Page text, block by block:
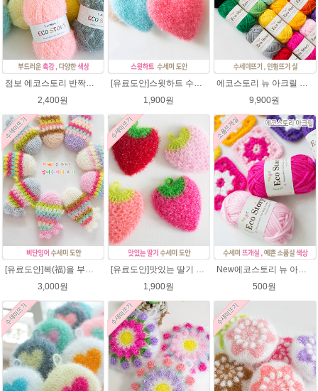
점보 에코스토리 반짝이 80g 대용량 수세미뜨기 뜨개실 친환경소품 뜨개질실//웰빙수세미실/반짝이수세미실/반짝이뜨개실/ 수세미실/대용량수세미/빤짝이실
2,400원
[유료도안]스윗하트 수세미뜨기 도안(수세미실은 옵션에서 추가구매 가능)예쁜수세미뜨기/빤짝이 수세미실/웰빙수세미실/고급수세미실/하트뜨기 반짝이수세미 하트수세미
1,900원
에코스토리 뉴 아크릴 21색상(전색상) 1세트 / 수세미실 인형제작 뜨개실 친환경소품 뜨개질실 아크릴수세미실
9,900원
3,000원
1,900원
500원